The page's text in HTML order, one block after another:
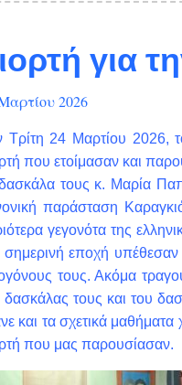
για
2026
Τρίτη 24 Μαρτίου 2026,
που ετοίμασαν και
τους κ. Μαρία
παράσταση
γεγονότα της
σημερινή εποχή υπέθεσαν
τους. Ακόμα
δασκάλας τους και του
και τα σχετικά
που μας παρουσίασαν.